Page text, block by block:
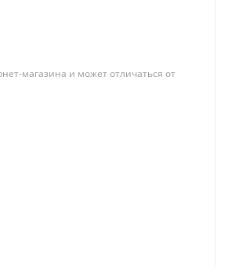
магазина и может отличаться от